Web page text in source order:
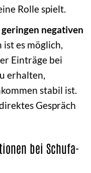
Rolle spielt.
negativen
ist es möglich,
Einträge bei
erhalten,
stabil ist.
Gespräch
bei Schufa-